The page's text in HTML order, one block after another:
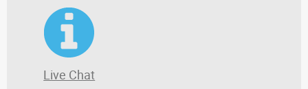
Live Chat